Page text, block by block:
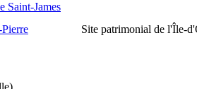
Saint-James
Site patrimonial de l'Île-